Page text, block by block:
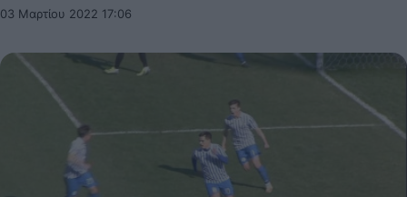
03 Μαρτίου 2022 17:06